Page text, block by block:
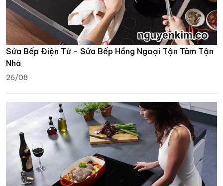
Sửa Bếp Điện Từ - Sửa Bếp Hồng Ngoại Tận Tâm Tận
Nhà
26/08